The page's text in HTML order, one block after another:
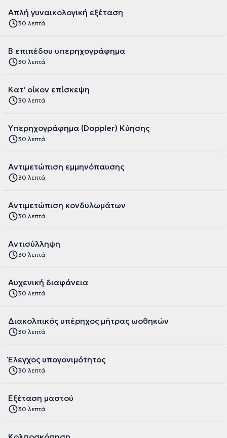
Απλή γυναικολογική εξέταση
30 λεπτά
Β επιπέδου υπερηχογράφημα
30 λεπτά
Κατ' οίκον επίσκεψη
30 λεπτά
Υπερηχογράφημα (Doppler) Κύησης
30 λεπτά
Αντιμετώπιση εμμηνόπαυσης
30 λεπτά
Αντιμετώπιση κονδυλωμάτων
30 λεπτά
Αντισύλληψη
30 λεπτά
Αυχενική διαφάνεια
30 λεπτά
Διακολπικός υπέρηχος μήτρας ωοθηκών
30 λεπτά
Έλεγχος υπογονιμότητος
30 λεπτά
Εξέταση μαστού
30 λεπτά